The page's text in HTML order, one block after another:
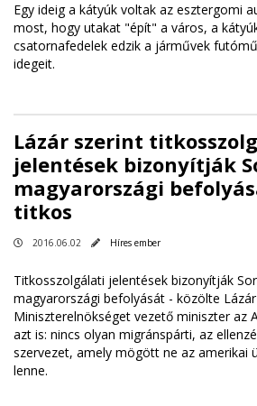
Egy ideig a kátyúk voltak az esztergomi
most, hogy utakat "épít" a város, a
csatornafedelek edzik a járművek
idegeit.
Lázár szerint
jelentések bizonyítják
magyarországi
titkos
2016.06.02 Híres ember
Titkosszolgálati jelentések bizonyítják
magyarországi befolyását - közölte Lázár
Miniszterelnökséget vezető miniszter az
azt is: nincs olyan migránspárti, az
szervezet, amely mögött ne az amerikai
lenne.